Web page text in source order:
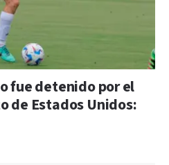
fue detenido por el
de Estados Unidos: